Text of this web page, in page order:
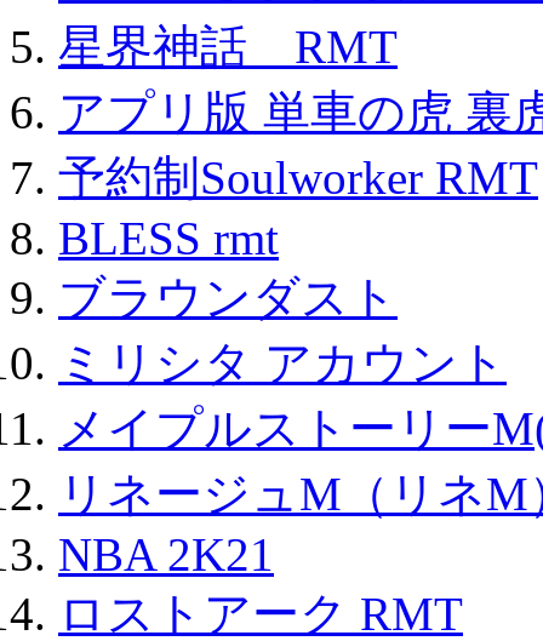
星界神話 RMT
アプリ版 単車の虎 裏
予約制Soulworker RMT
BLESS rmt
ブラウンダスト
ミリシタ アカウント
メイプルストーリー
リネージュM（リネM
NBA 2K21
ロストアーク RMT